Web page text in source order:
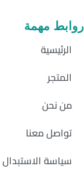
روابط مهمة
الرئيسية
المتجر
من نحن
تواصل معنا
سياسة الاستبدال